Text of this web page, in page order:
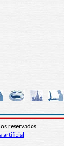
reservados
artificial